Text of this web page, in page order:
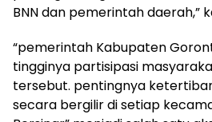
BNN dan pemerintah daerah,”
“pemerintah Kabupaten
tingginya partisipasi
tersebut. pentingnya
secara bergilir di setiap